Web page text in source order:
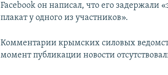
Facebook он написал, что его задержали
плакат у одного из участников».
Комментарии крымских силовых
момент публикации новости